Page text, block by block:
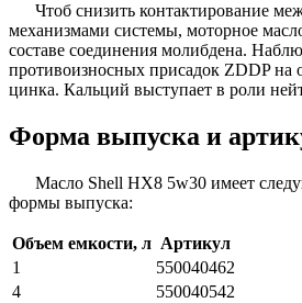
Чтоб снизить контактирование
механизмами системы, моторное
составе соединения молибдена.
противоизносных присадок ZDDP на
цинка. Кальций выступает в роли
Форма выпуска и
Масло Shell HX8 5w30 имеет
формы выпуска:
Объем емкости, л Артикул
1
550040462
4
550040542